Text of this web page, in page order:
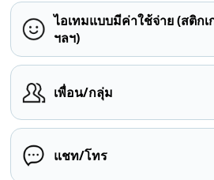
ไอเทมแบบมีค่าใช้จ่าย (สติก
ฯลฯ)
เพื่อน/กลุ่ม
แชท/โทร